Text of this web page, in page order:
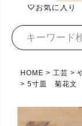
お気に入り
HOME 工芸
5寸皿 菊花文